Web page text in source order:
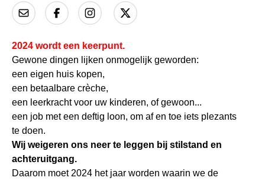
2024 wordt een keerpunt.
Gewone dingen lijken onmogelijk geworden:
een eigen huis kopen,
een betaalbare crèche,
een leerkracht voor uw kinderen, of gewoon...
een job met een deftig loon, om af en toe iets plezants
te doen.
Wij weigeren ons neer te leggen bij stilstand en
achteruitgang.
Daarom moet 2024 het jaar worden waarin we de